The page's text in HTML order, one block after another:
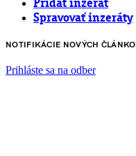
Pridať inzerát
Spravovať inzeráty
NOTIFIKÁCIE NOVÝCH
Prihláste sa na odber